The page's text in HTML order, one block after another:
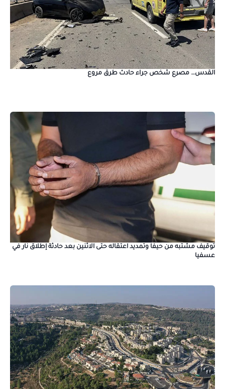
القدس… مصرع شخص جراء حادث طرق مروع
توقيف مشتبه من حيفا وتمديد اعتقاله حتى الاثنين بعد حادثة إطلاق نار في
عسفيا